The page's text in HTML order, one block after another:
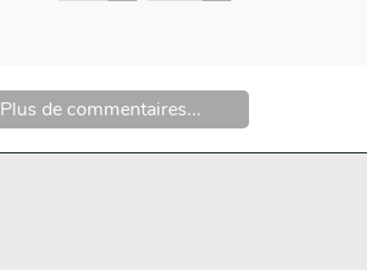
Plus de commentaires...